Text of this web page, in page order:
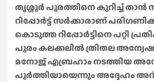
തൃശ്ശൂർ പൂരത്തിനെ കുറിച്ച് താൻ
റിപ്പോർട്ട് സർക്കാരാണ്
കൊടുത്ത റിപ്പോർട്ടിനെ പറ്റി
പൂരം കലക്കലിൽ ത്രിതല
മനോജ് എബ്രഹാം നടത്തിയ
പൂർത്തിയായെന്നും അദ്ദേഹം